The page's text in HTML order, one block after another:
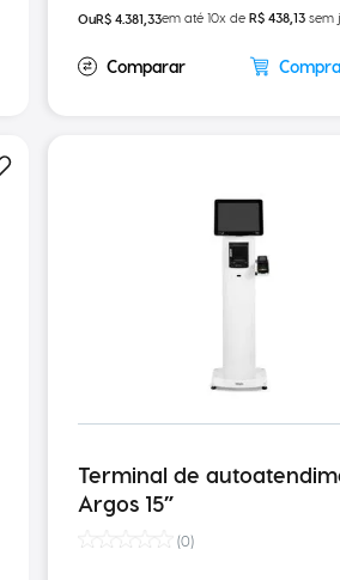
R$ 4.381 33em até 10x de R$ 438, 13sem
Terminal de
Argos 15”
(0)